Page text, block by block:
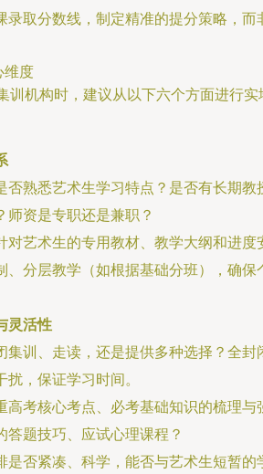
录取分数线，制定精准的提分策略，而
维度
训机构时，建议从以下六个方面进行实
否熟悉艺术生学习特点？是否有长期教
师资是专职还是兼职？
对艺术生的专用教材、教学大纲和进度
、分层教学（如根据基础分班），确保
灵活性
集训、走读，还是提供多种选择？全封
，保证学习时间。
高考核心考点、必考基础知识的梳理与
答题技巧、应试心理课程？
是否紧凑、科学，能否与艺术生短暂的